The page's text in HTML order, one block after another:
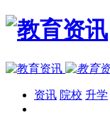
资讯 院校 升学